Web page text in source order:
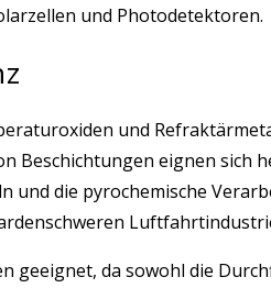
und Photodetektoren.
und
Beschichtungen eignen sich
die pyrochemische
geeignet, da sowohl die